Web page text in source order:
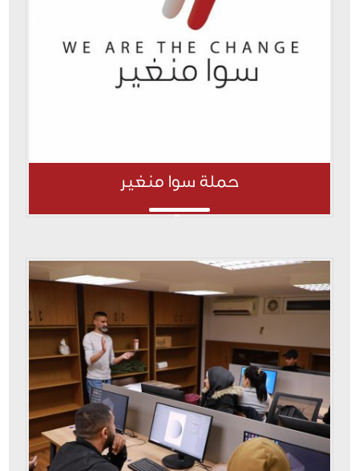
حملة سوا منغير